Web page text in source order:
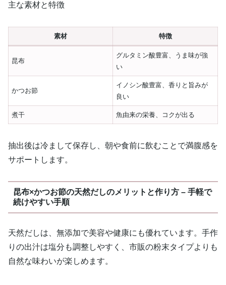
主な素材と特徴
素材 特徴
昆布
グルタミン酸豊富、うま味が強
い
かつお節
イノシン酸豊富、香りと旨みが
良い
煮干 魚由来の栄養、コクが出る
抽出後は冷まして保存し、朝や食前に飲むことで満腹感を
サポートします。
昆布×かつお節の天然だしのメリットと作り方 – 手軽で
続けやすい手順
天然だしは、無添加で美容や健康にも優れています。手作
りの出汁は塩分も調整しやすく、市販の粉末タイプよりも
自然な味わいが楽しめます。